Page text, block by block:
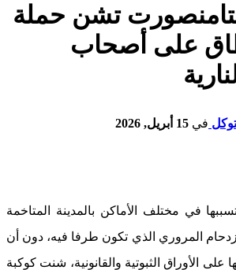
تشن حملة
على أصحاب
في 15 أبريل, 2026
في مختلف الأماكن بالمدينة المتاخمة
المروري الذي تكون طرفا فيه، دون أن
الأوراق الثبوتية والقانونية، شنت كوكبة